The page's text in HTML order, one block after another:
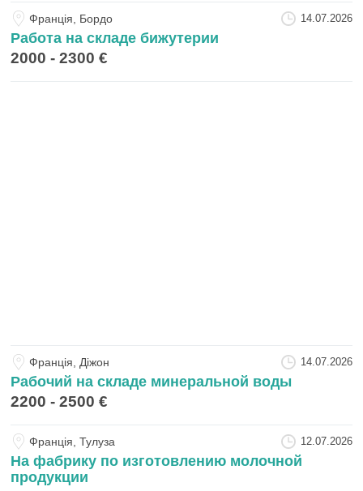
Францiя, Бордо 14.07.2026
Работа на складе бижутерии
2000 - 2300 €
Францiя, Діжон 14.07.2026
Рабочий на складе минеральной воды
2200 - 2500 €
Францiя, Тулуза 12.07.2026
На фабрику по изготовлению молочной
продукции